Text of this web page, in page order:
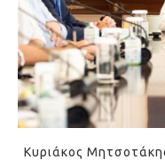
Κυριάκος